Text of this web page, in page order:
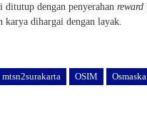
ditutup dengan penyerahan reward
karya dihargai dengan layak.
mtsn2surakarta OSIM Osmaska